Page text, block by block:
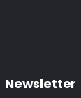
Newsletter